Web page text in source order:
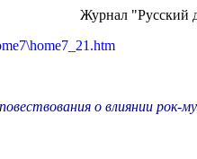
Журнал "Русский
о влиянии рок-